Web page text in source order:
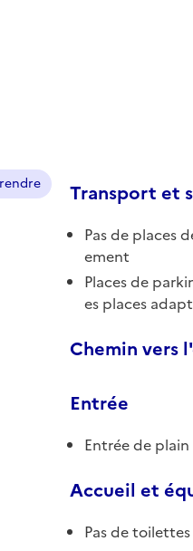
Transport et
Pas de places
ement
Places de
es places
Chemin vers
Entrée
Entrée de
Accueil et
Pas de toilettes